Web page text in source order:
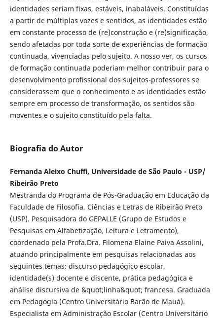
identidades seriam fixas, estáveis, inabaláveis. Constituídas
a partir de múltiplas vozes e sentidos, as identidades estão
em constante processo de (re)construção e (re)significação,
sendo afetadas por toda sorte de experiências de formação
continuada, vivenciadas pelo sujeito. A nosso ver, os cursos
de formação continuada poderiam melhor contribuir para o
desenvolvimento profissional dos sujeitos-professores se
considerassem que o conhecimento e as identidades estão
sempre em processo de transformação, os sentidos são
moventes e o sujeito constituído pela falta.
Biografia do Autor
Fernanda Aleixo Chuffi, Universidade de São Paulo - USP/
Ribeirão Preto
Mestranda do Programa de Pós-Graduação em Educação da
Faculdade de Filosofia, Ciências e Letras de Ribeirão Preto
(USP). Pesquisadora do GEPALLE (Grupo de Estudos e
Pesquisas em Alfabetização, Leitura e Letramento),
coordenado pela Profa.Dra. Filomena Elaine Paiva Assolini,
atuando principalmente em pesquisas relacionadas aos
seguintes temas: discurso pedagógico escolar,
identidade(s) docente e discente, prática pedagógica e
análise discursiva de &quot;linha&quot; francesa. Graduada
em Pedagogia (Centro Universitário Barão de Mauá).
Especialista em Administração Escolar (Centro Universitário